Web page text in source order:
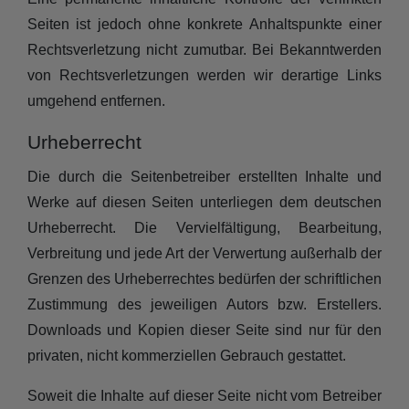
Seiten ist jedoch ohne konkrete Anhaltspunkte einer
Rechtsverletzung nicht zumutbar. Bei Bekanntwerden
von Rechtsverletzungen werden wir derartige Links
umgehend entfernen.
Urheberrecht
Die durch die Seitenbetreiber erstellten Inhalte und
Werke auf diesen Seiten unterliegen dem deutschen
Urheberrecht. Die Vervielfältigung, Bearbeitung,
Verbreitung und jede Art der Verwertung außerhalb der
Grenzen des Urheberrechtes bedürfen der schriftlichen
Zustimmung des jeweiligen Autors bzw. Erstellers.
Downloads und Kopien dieser Seite sind nur für den
privaten, nicht kommerziellen Gebrauch gestattet.
Soweit die Inhalte auf dieser Seite nicht vom Betreiber